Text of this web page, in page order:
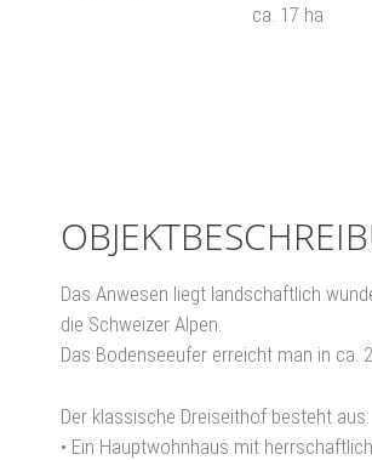
ca. 17 ha
Das Anwesen liegt landschaftlich
die Schweizer Alpen.
Das Bodenseeufer erreicht man in ca.
Der klassische Dreiseithof besteht aus:
• Ein Hauptwohnhaus mit